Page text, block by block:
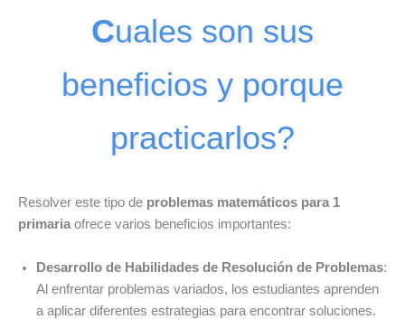
Cuales son sus
beneficios y porque
practicarlos?
Resolver este tipo de problemas matemáticos para 1
primariaofrece varios beneficios importantes:
Desarrollo de Habilidades de Resolución de Problemas:
Al enfrentar problemas variados, los estudiantes aprenden
a aplicar diferentes estrategias para encontrar soluciones.